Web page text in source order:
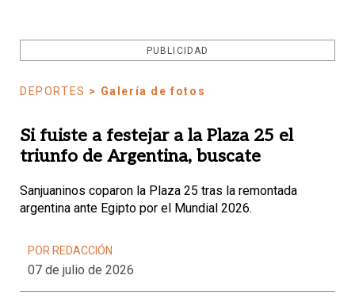
PUBLICIDAD
DEPORTES > Galería de fotos
Si fuiste a festejar a la Plaza 25 el
triunfo de Argentina, buscate
Sanjuaninos coparon la Plaza 25 tras la remontada
argentina ante Egipto por el Mundial 2026.
POR REDACCIÓN
07 de julio de 2026